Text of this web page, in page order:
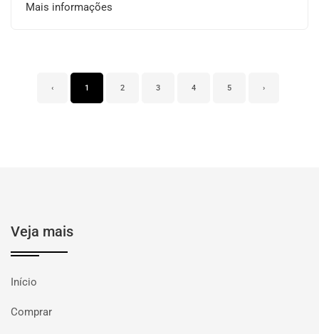
Mais informações
‹ 1 2 3 4 5 ›
Veja mais
Início
Comprar